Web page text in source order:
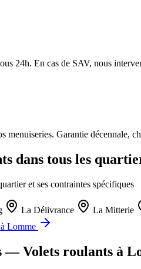
24h. En cas de SAV, nous
menuiseries. Garantie décennale,
dans tous les
et ses contraintes spécifiques
La Délivrance La Mitterie
Lomme
— Volets roulants à